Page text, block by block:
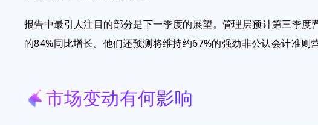
报告中最引人注目的部分是下一季度的展望。管理层预计第三季度
的84%同比增长。他们还预测将维持约67%的强劲非公认会计准则
市场变动有何影响